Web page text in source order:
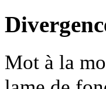
Mot à la